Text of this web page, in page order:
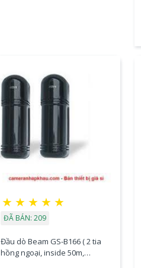
★ ★ ★ ★ ★
ĐÃ BÁN: 209
Đầu dò Beam GS-B166 ( 2 tia
hồng ngoại, inside 50m,